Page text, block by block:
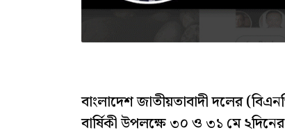
বাংলাদেশ জাতীয়তাবাদী দলের
বার্ষিকী উপলক্ষে ৩০ ও ৩১ মে